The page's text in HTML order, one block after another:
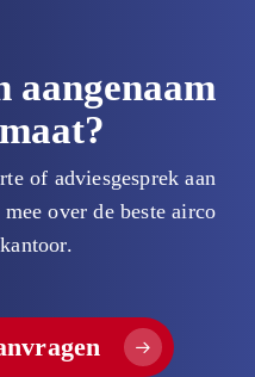
aangenaam
of adviesgesprek aan
over de beste airco